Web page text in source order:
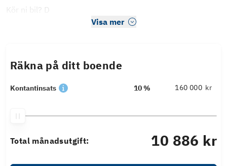
Kör ni bil? D
Visa mer
Räkna på ditt boende
Kontantinsats 10 % kr
Total månadsutgift: 10 886 kr